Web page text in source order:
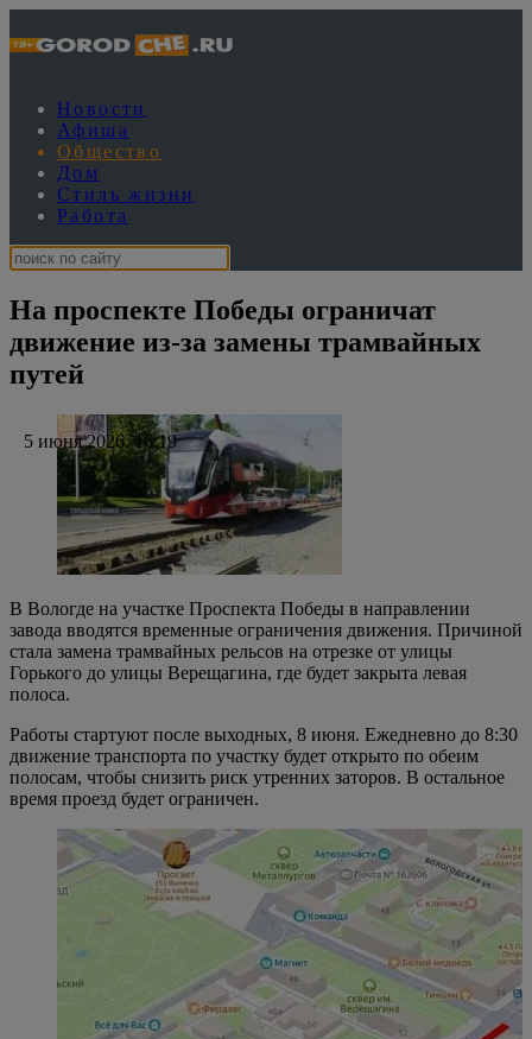
Новости
Афиша
Общество
Дом
Стиль жизни
Работа
На проспекте Победы ограничат
движение из-за замены трамвайных
путей
5 июня 2026, 16:19
В Вологде на участке Проспекта Победы в направлении
завода вводятся временные ограничения движения. Причиной
стала замена трамвайных рельсов на отрезке от улицы
Горького до улицы Верещагина, где будет закрыта левая
полоса.
Работы стартуют после выходных, 8 июня. Ежедневно до 8:30
движение транспорта по участку будет открыто по обеим
полосам, чтобы снизить риск утренних заторов. В остальное
время проезд будет ограничен.